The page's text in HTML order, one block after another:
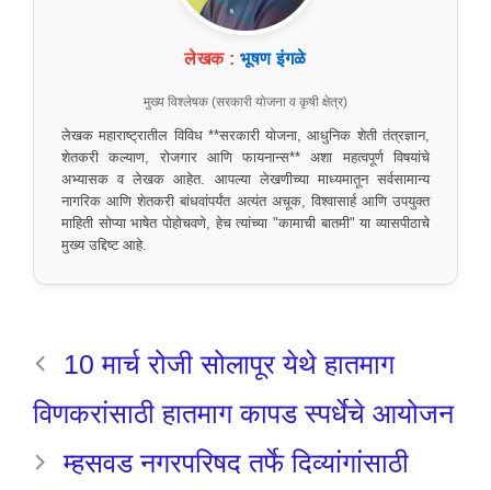
लेखक : भूषण इंगळे
मुख्य विश्लेषक (सरकारी योजना व कृषी क्षेत्र)
लेखक महाराष्ट्रातील विविध **सरकारी योजना, आधुनिक शेती तंत्रज्ञान,
शेतकरी कल्याण, रोजगार आणि फायनान्स** अशा महत्वपूर्ण विषयांचे
अभ्यासक व लेखक आहेत. आपल्या लेखणीच्या माध्यमातून सर्वसामान्य
नागरिक आणि शेतकरी बांधवांपर्यंत अत्यंत अचूक, विश्वासार्ह आणि उपयुक्त
माहिती सोप्या भाषेत पोहोचवणे, हेच त्यांच्या "कामाची बातमी" या व्यासपीठाचे
मुख्य उद्दिष्ट आहे.
10 मार्च रोजी सोलापूर येथे हातमाग
विणकरांसाठी हातमाग कापड स्पर्धेचे आयोजन
म्हसवड नगरपरिषद तर्फे दिव्यांगांसाठी